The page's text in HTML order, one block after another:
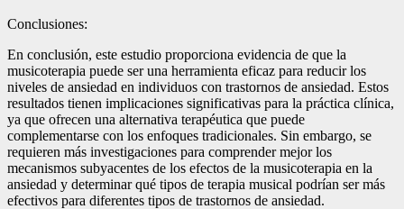
Conclusiones:
En conclusión, este estudio proporciona evidencia de que la
musicoterapia puede ser una herramienta eficaz para reducir los
niveles de ansiedad en individuos con trastornos de ansiedad. Estos
resultados tienen implicaciones significativas para la práctica clínica,
ya que ofrecen una alternativa terapéutica que puede
complementarse con los enfoques tradicionales. Sin embargo, se
requieren más investigaciones para comprender mejor los
mecanismos subyacentes de los efectos de la musicoterapia en la
ansiedad y determinar qué tipos de terapia musical podrían ser más
efectivos para diferentes tipos de trastornos de ansiedad.